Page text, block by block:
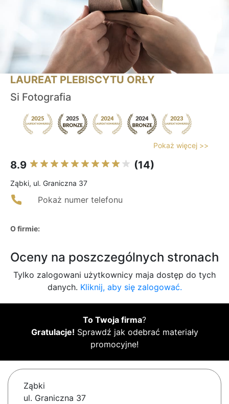
LAUREAT PLEBISCYTU ORŁY
Si Fotografia
Pokaż więcej >>
8.9 (14)
Ząbki, ul. Graniczna 37
Pokaż numer telefonu
O firmie:
Oceny na poszczególnych stronach
Tylko zalogowani użytkownicy maja dostęp do tych
danych. Kliknij, aby się zalogować.
To Twoja firma?
Gratulacje! Sprawdź jak odebrać materiały
promocyjne!
Ząbki
ul. Graniczna 37